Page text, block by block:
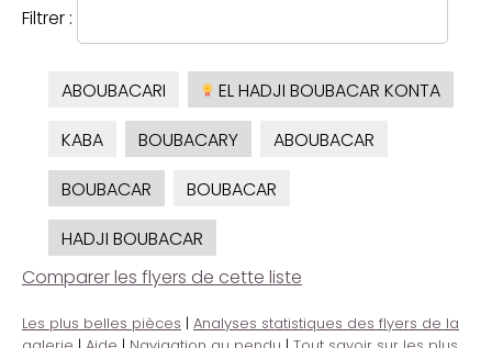
Filtrer :
ABOUBACARI
EL HADJI BOUBACAR KONTA
KABA
BOUBACARY
ABOUBACAR
BOUBACAR
BOUBACAR
HADJI BOUBACAR
Comparer les flyers de cette liste
Les plus belles pièces | Analyses statistiques des flyers de la